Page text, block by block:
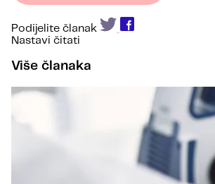
Podijelite članak
Nastavi čitati
Više članaka